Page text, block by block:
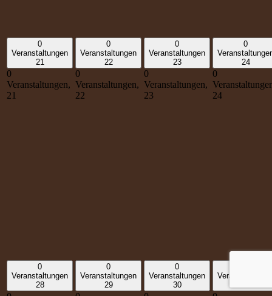
0
Veranstaltungen
21
0
Veranstaltungen,
21
0
Veranstaltungen
22
0
Veranstaltungen,
22
0
Veranstaltungen
23
0
Veranstaltungen,
23
0
24
0
24
0
Veranstaltungen
28
0
Veranstaltungen
29
0
Veranstaltungen
30